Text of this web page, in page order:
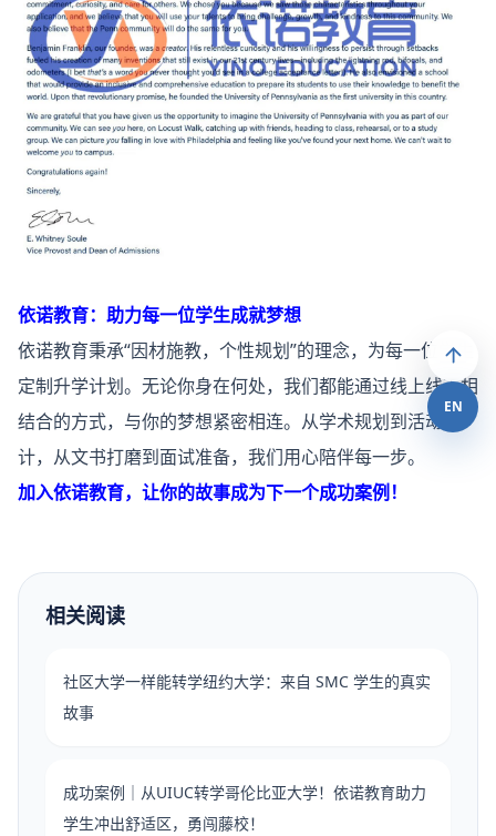
依诺教育：助力每一位学生成就梦想
依诺教育秉承“因材施教，个性规划”的理念，为每一位学生
定制升学计划。无论你身在何处，我们都能通过线上线下相
结合的方式，与你的梦想紧密相连。从学术规划到活动设
计，从文书打磨到面试准备，我们用心陪伴每一步。
加入依诺教育，让你的故事成为下一个成功案例！
相关阅读
社区大学一样能转学纽约大学：来自 SMC 学生的真实
故事
成功案例｜从UIUC转学哥伦比亚大学！依诺教育助力
学生冲出舒适区，勇闯藤校！
EN